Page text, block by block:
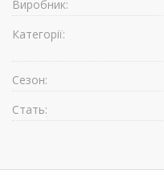
Виробник:
Категорії:
Сезон:
Стать: